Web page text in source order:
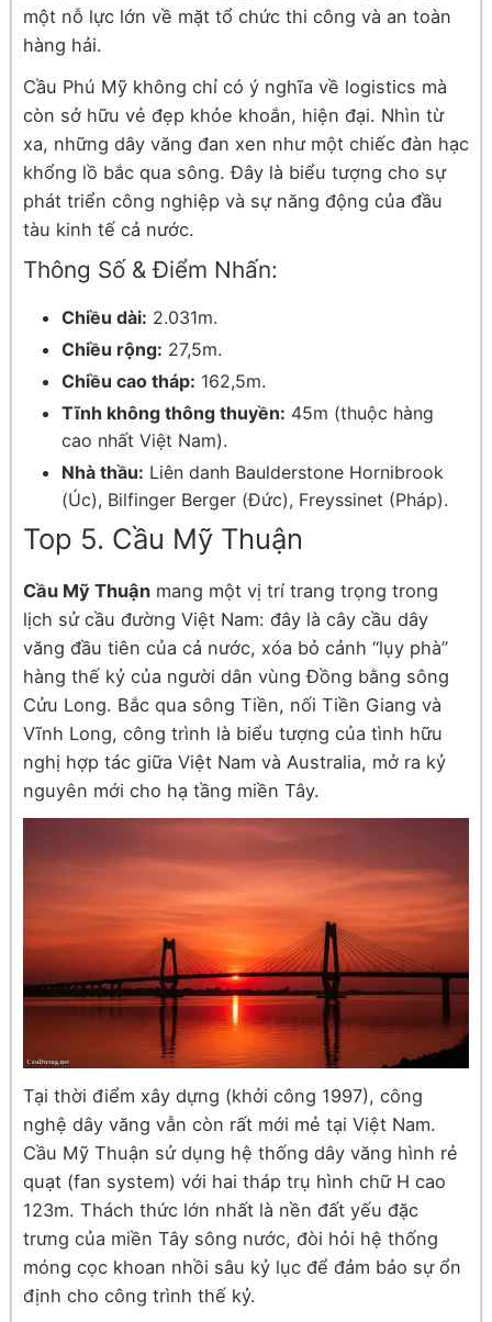
một nỗ lực lớn về mặt tổ chức thi công và an toàn
hàng hải.
Cầu Phú Mỹ không chỉ có ý nghĩa về logistics mà
còn sở hữu vẻ đẹp khỏe khoắn, hiện đại. Nhìn từ
xa, những dây văng đan xen như một chiếc đàn hạc
khổng lồ bắc qua sông. Đây là biểu tượng cho sự
phát triển công nghiệp và sự năng động của đầu
tàu kinh tế cả nước.
Thông Số & Điểm Nhấn:
Chiều dài: 2.031m.
Chiều rộng: 27,5m.
Chiều cao tháp: 162,5m.
Tĩnh không thông thuyền: 45m (thuộc hàng
cao nhất Việt Nam).
Nhà thầu: Liên danh Baulderstone Hornibrook
(Úc), Bilfinger Berger (Đức), Freyssinet (Pháp).
Top 5. Cầu Mỹ Thuận
Cầu Mỹ Thuận mang một vị trí trang trọng trong
lịch sử cầu đường Việt Nam: đây là cây cầu dây
văng đầu tiên của cả nước, xóa bỏ cảnh “lụy phà”
hàng thế kỷ của người dân vùng Đồng bằng sông
Cửu Long. Bắc qua sông Tiền, nối Tiền Giang và
Vĩnh Long, công trình là biểu tượng của tình hữu
nghị hợp tác giữa Việt Nam và Australia, mở ra kỷ
nguyên mới cho hạ tầng miền Tây.
Tại thời điểm xây dựng (khởi công 1997), công
nghệ dây văng vẫn còn rất mới mẻ tại Việt Nam.
Cầu Mỹ Thuận sử dụng hệ thống dây văng hình rẻ
quạt (fan system) với hai tháp trụ hình chữ H cao
123m. Thách thức lớn nhất là nền đất yếu đặc
trưng của miền Tây sông nước, đòi hỏi hệ thống
móng cọc khoan nhồi sâu kỷ lục để đảm bảo sự ổn
định cho công trình thế kỷ.